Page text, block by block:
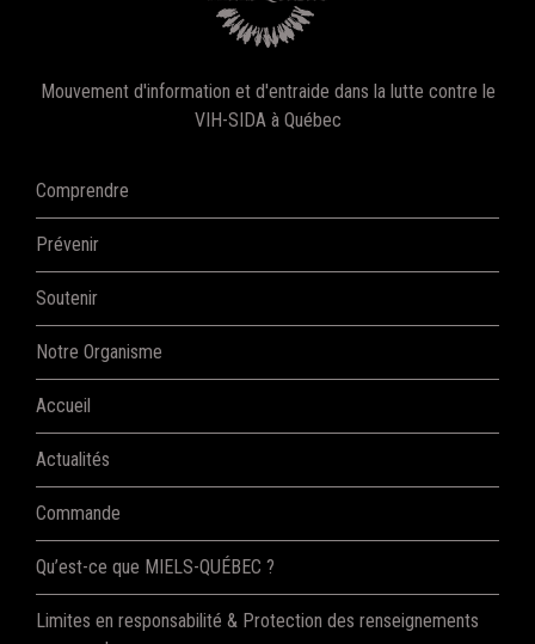
Mouvement d'information et d'entraide dans la lutte contre le
VIH-SIDA à Québec
Comprendre
Prévenir
Soutenir
Notre Organisme
Accueil
Actualités
Commande
Qu’est-ce que MIELS-QUÉBEC ?
Limites en responsabilité & Protection des renseignements